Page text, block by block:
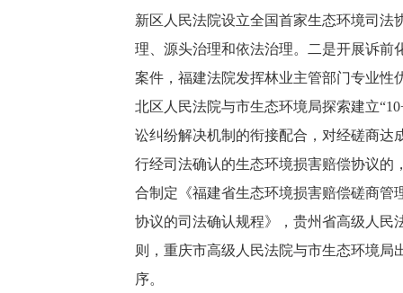
新区人民法院设立全国首家生态环境司
理、源头治理和依法治理。二是开展诉前
案件，福建法院发挥林业主管部门专业性
北区人民法院与市生态环境局探索建立
讼纠纷解决机制的衔接配合，对经磋商达
行经司法确认的生态环境损害赔偿协议的
合制定《福建省生态环境损害赔偿磋商管
协议的司法确认规程》，贵州省高级人民
则，重庆市高级人民法院与市生态环境
序。